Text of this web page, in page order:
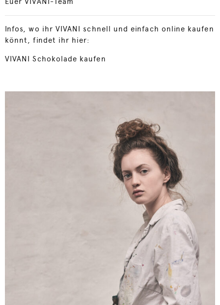
Infos, wo ihr VIVANI schnell und einfach online kaufen
könnt, findet ihr hier:
VIVANI Schokolade kaufen